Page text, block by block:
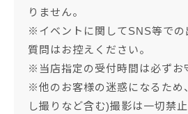
りません。
※イベントに関してSNS等での
質問はお控えください。
※当店指定の受付時間は必ずお
※他のお客様の迷惑になるため
し撮りなど含む)撮影は一切禁